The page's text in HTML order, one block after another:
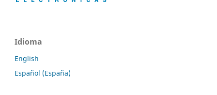
Idioma
English
Español (España)